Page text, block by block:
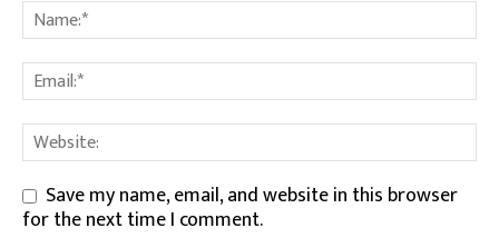
Save my name, email, and website in this browser
for the next time I comment.